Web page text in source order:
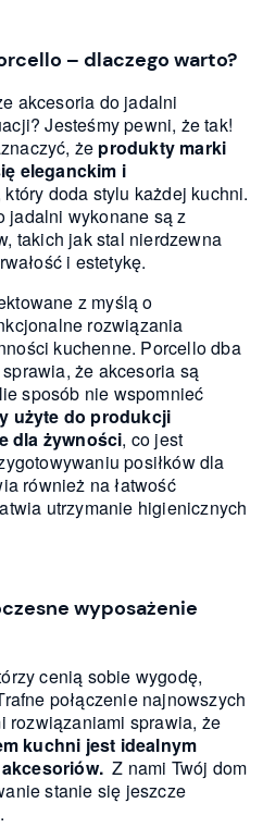
– dlaczego warto?
akcesoria do jadalni
Jesteśmy pewni, że tak!
że produkty marki
eleganckim i
który doda stylu każdej kuchni.
jadalni wykonane są z
takich jak stal nierdzewna
i estetykę.
z myślą o
rozwiązania
kuchenne. Porcello dba
że akcesoria są
sposób nie wspomnieć
użyte do produkcji
dla żywności, co jest
posiłków dla
również na łatwość
utrzymanie higienicznych
wyposażenie
cenią sobie wygodę,
połączenie najnowszych
rozwiązaniami sprawia, że
kuchni jest idealnym
Z nami Twój dom
stanie się jeszcze